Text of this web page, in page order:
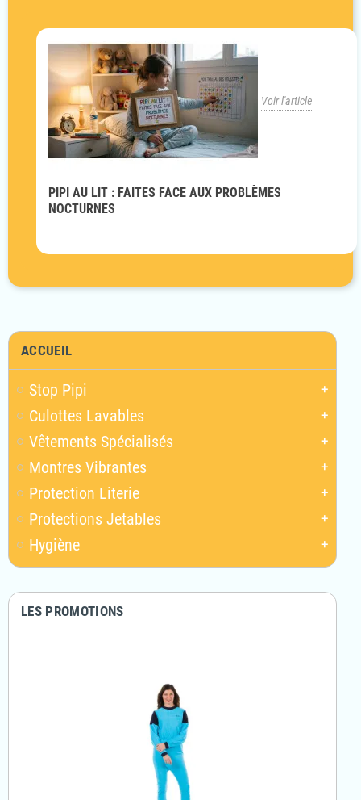
ACCUEIL
Stop Pipi add
Culottes Lavables add
Vêtements Spécialisés add
Montres Vibrantes add
Protection Literie add
Protections Jetables add
Hygiène add
LES PROMOTIONS
PIPI AU LIT : FAITES FACE AUX PROBLÈMES
NOCTURNES
Voir l'article